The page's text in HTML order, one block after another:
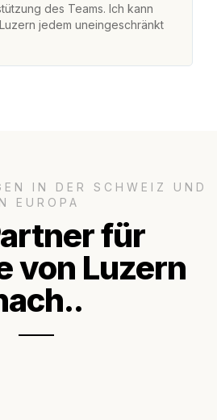
des Teams. Ich kann
jedem uneingeschränkt
IN DER SCHWEIZ UND
EUROPA
für
von Luzern